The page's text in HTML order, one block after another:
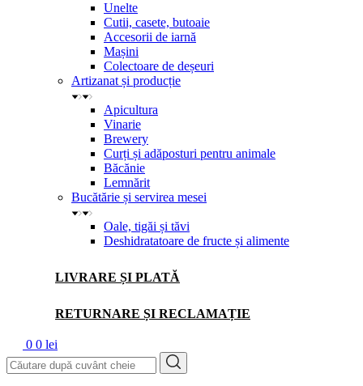
Unelte
Cutii, casete, butoaie
Accesorii de iarnă
Mașini
Colectoare de deșeuri
Artizanat și producție
Apicultura
Vinarie
Brewery
Curți și adăposturi pentru animale
Băcănie
Lemnărit
Bucătărie și servirea mesei
Oale, tigăi și tăvi
Deshidratatoare de fructe și alimente
LIVRARE ȘI PLATĂ
RETURNARE ȘI RECLAMAȚIE
0 0 lei